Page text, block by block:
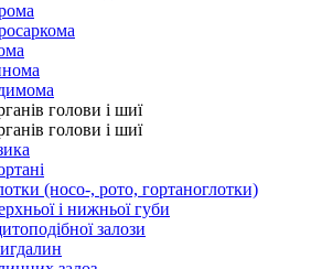
голови і шиї
голови і шиї
(носо-, рото, гортаноглотки)
і нижньої губи
залози